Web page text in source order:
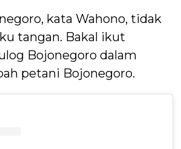
kata Wahono, tidak
tangan. Bakal ikut
Bojonegoro dalam
petani Bojonegoro.